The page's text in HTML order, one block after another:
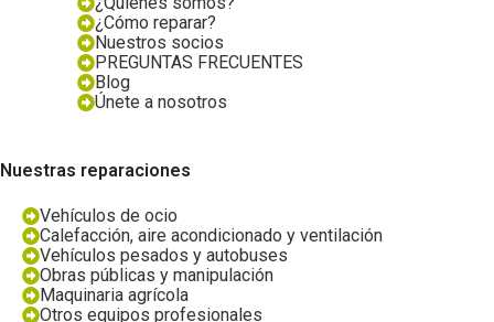
¿Cómo reparar?
Nuestros socios
PREGUNTAS FRECUENTES
Blog
Únete a nosotros
Nuestras reparaciones
Vehículos de ocio
Calefacción, aire acondicionado y ventilación
Vehículos pesados y autobuses
Obras públicas y manipulación
Maquinaria agrícola
Otros equipos profesionales